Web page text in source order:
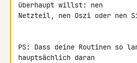
überhaupt willst: nen
Netzteil, nen Oszi oder nen
PS: Dass deine Routinen so
hauptsächlich daran